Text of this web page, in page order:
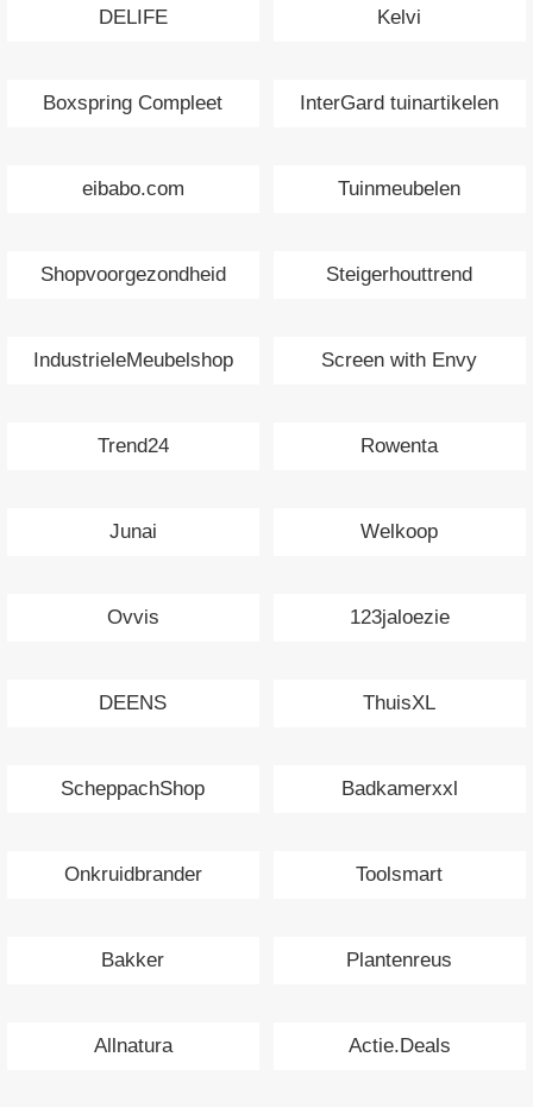
DELIFE Kelvi
Boxspring Compleet InterGard tuinartikelen
eibabo.com Tuinmeubelen
Shopvoorgezondheid Steigerhouttrend
IndustrieleMeubelshop Screen with Envy
Trend24 Rowenta
Junai Welkoop
Ovvis 123jaloezie
DEENS ThuisXL
ScheppachShop Badkamerxxl
Onkruidbrander Toolsmart
Bakker Plantenreus
Allnatura Actie.Deals